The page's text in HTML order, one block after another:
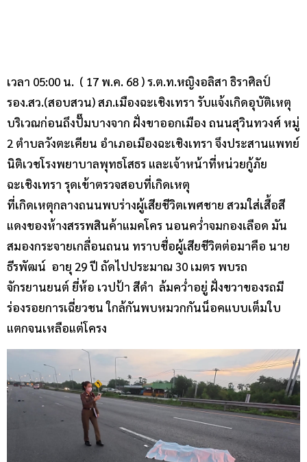
เวลา 05:00 น. ( 17 พ.ค. 68 ) ร.ต.ท.หญิงอลิสา ธิราศิลป์
รอง.สว.(สอบสวน) สภ.เมืองฉะเชิงเทรา รับแจ้งเกิดอุบัติเหตุ
บริเวณก่อนถึงปั๊มบางจาก ฝั่งขาออกเมือง ถนนสุวินทวงศ์ หมู่
2 ตำบลวังตะเคียน อำเภอเมืองฉะเชิงเทรา จึงประสานแพทย์
นิติเวชโรงพยาบาลพุทธโสธร และเจ้าหน้าที่หน่วยกู้ภัย
ฉะเชิงเทรา รุดเข้าตรวจสอบที่เกิดเหตุ
ที่เกิดเหตุกลางถนนพบร่างผู้เสียชีวิตเพศชาย สวมใส่เสื้อสี
แดงของห้างสรรพสินค้าแมคโคร นอนคว่ำจมกองเลือด มัน
สมองกระจายเกลื่อนถนน ทราบชื่อผู้เสียชีวิตต่อมาคือ นาย
ธีรพัฒน์ อายุ 29 ปี ถัดไปประมาณ 30 เมตร พบรถ
จักรยานยนต์ ยี่ห้อ เวปป้า สีดำ ล้มคว่ำอยู่ ฝั่งขวาของรถมี
ร่องรอยการเฉี่ยวชน ใกล้กันพบหมวกกันน็อคแบบเต็มใบ
แตกจนเหลือแต่โครง